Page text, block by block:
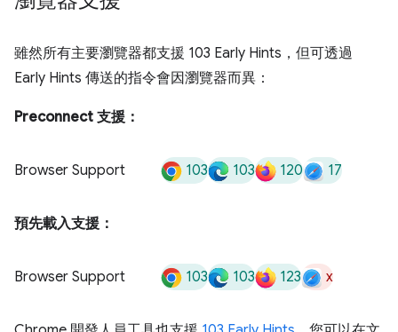
雖然所有主要瀏覽器都支援 103 Early Hints，但可透過
Early Hints 傳送的指令會因瀏覽器而異：
Preconnect 支援：
Browser Support 103 103 120 17
預先載入支援：
Browser Support 103 103 123 x